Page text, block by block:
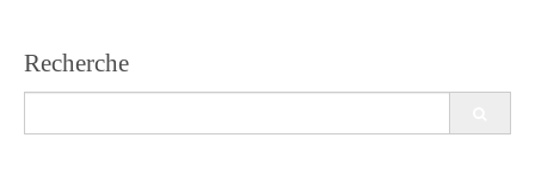
Recherche